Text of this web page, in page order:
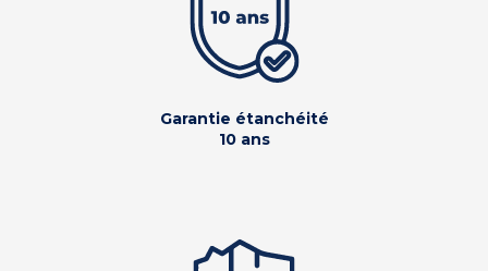
Garantie étanchéité
10 ans